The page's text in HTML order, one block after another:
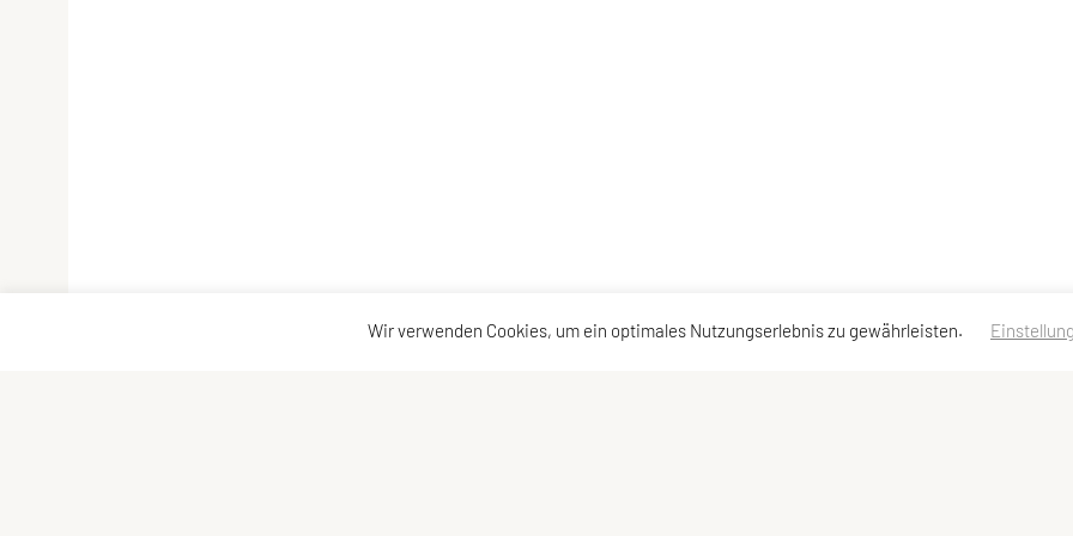
Wir verwenden Cookies, um ein optimales Nutzungserlebnis zu gewährleisten.